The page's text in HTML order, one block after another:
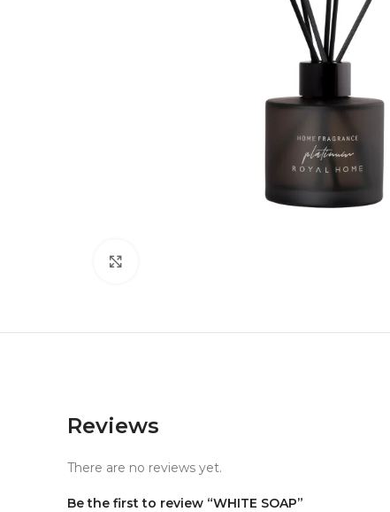
Reviews
There are no reviews yet.
Be the first to review “WHITE SOAP”